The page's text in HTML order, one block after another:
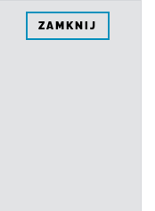
ZAMKNIJ